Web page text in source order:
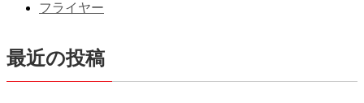
フライヤー
最近の投稿